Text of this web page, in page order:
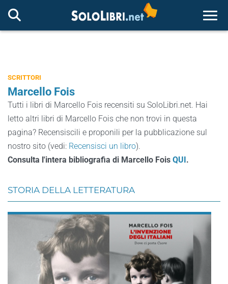
SCRITTORI
Marcello Fois
Tutti i libri di Marcello Fois recensiti su SoloLibri.net. Hai
letto altri libri di Marcello Fois che non trovi in questa
pagina? Recensiscili e proponili per la pubblicazione sul
nostro sito (vedi: Recensisci un libro).
Consulta l'intera bibliografia di Marcello Fois QUI.
STORIA DELLA LETTERATURA